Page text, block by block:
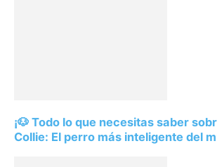
¡🐶 Todo lo que necesitas saber
Collie: El perro más inteligente del